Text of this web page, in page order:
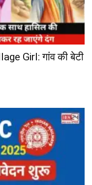
Girl: गांव की बेटी